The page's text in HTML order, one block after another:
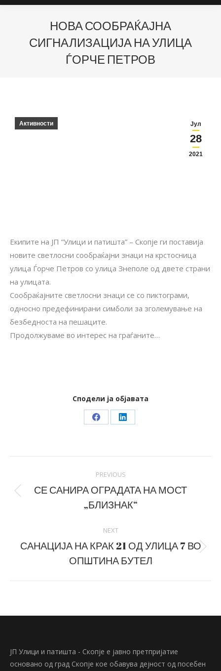
НОВА СООБРАЌАЈНА
СИГНАЛИЗАЦИЈА НА УЛИЦА
ЃОРЧЕ ПЕТРОВ
Јул
28
2021
Активности
Екипите на ЈП “Улици и патишта” – Скопје ги поставија
новите светлосни сообраќајни знаци на крстосница
улица Ѓорче Петров со улица Знеполе од двете страни
на улицата.
Сообраќајните светлосни знаци се со пиктограми,
односно предефинирани симболи за зголемување на
безбедноста на пешаците.
Продолжуваме во интерес на граѓаните…
Сподели ја објавата
Share Share
navigation
PREVIOUS
Previous
post:
СЕ САНИРА ОГРАДАТА НА МОСТ
„БЛИЗНАК“
NEXT
Next
post:
САНАЦИЈА НА КРАК 21 ОД УЛИЦА 7 ВО
ОПШТИНА БУТЕЛ
ЈП Улици и патишта - Скопје е јавно претпријатие
основано од град Скопје кое обавува дејност од посебен